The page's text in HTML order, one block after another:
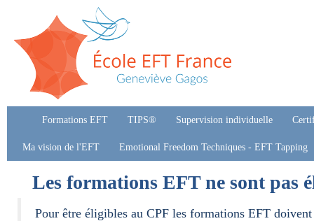
Formations EFT TIPS® Supervision individuelle
Ma vision de l'EFT Emotional Freedom Techniques - EFT Tapping
Les formations EFT ne sont pas
Pour être éligibles au CPF les formations EFT